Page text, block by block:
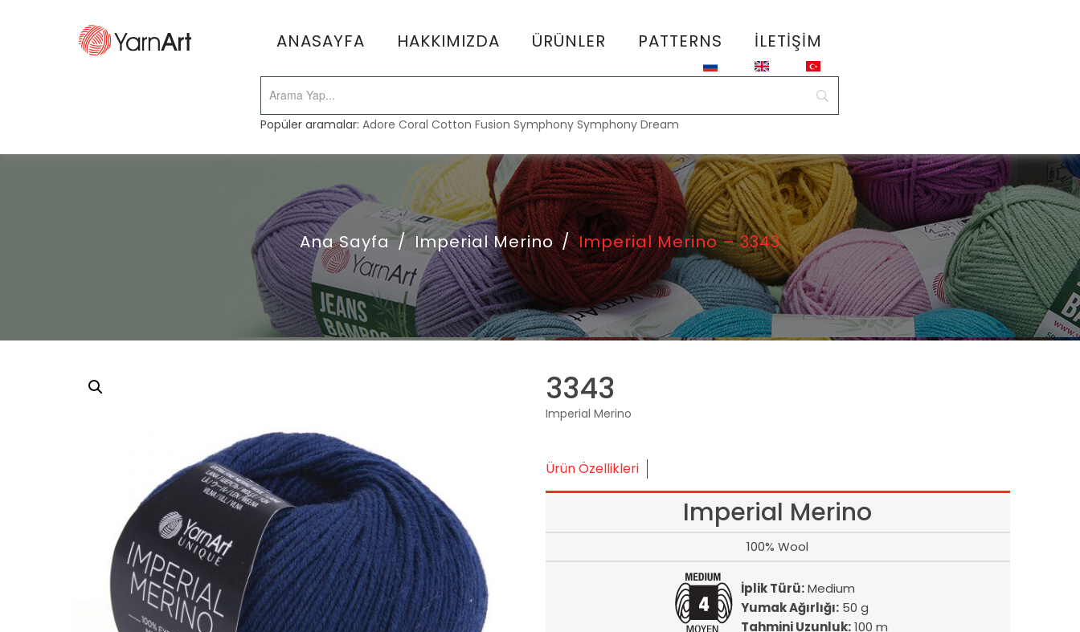
ANASAYFA HAKKIMIZDA ÜRÜNLER PATTERNS İLETIŞIM
Popüler aramalar:Adore Coral Cotton Fusion Symphony Symphony Dream
Ana Sayfa / Imperial Merino / Imperial Merino – 3343
3343
Imperial Merino
Ürün Özellikleri
Imperial Merino
100% Wool
İplik Türü:Medium
Yumak Ağırlığı: 50 g
Tahmini Uzunluk:100 m